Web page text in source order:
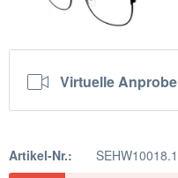
Virtuelle Anprobe
Artikel-Nr.: SEHW10018.1